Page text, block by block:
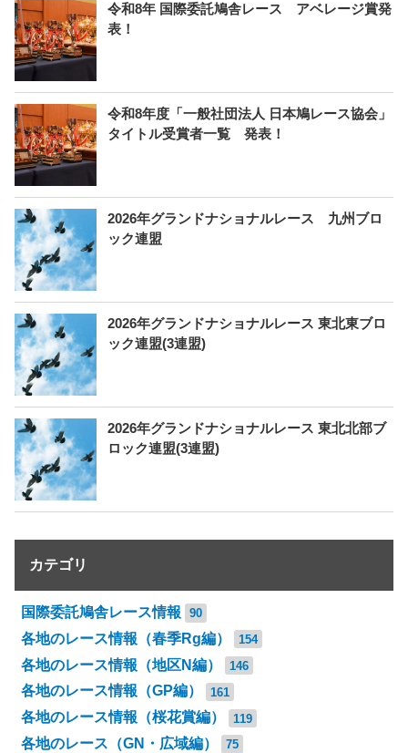
令和8年 国際委託鳩舎レース アベレージ賞発
表！
令和8年度「一般社団法人 日本鳩レース協会」
タイトル受賞者一覧 発表！
2026年グランドナショナルレース 九州ブロ
ック連盟
2026年グランドナショナルレース 東北東ブロ
ック連盟(3連盟)
2026年グランドナショナルレース 東北北部ブ
ロック連盟(3連盟)
カテゴリ
国際委託鳩舎レース情報 90
各地のレース情報（春季Rg編） 154
各地のレース情報（地区N編） 146
各地のレース情報（GP編） 161
各地のレース情報（桜花賞編） 119
各地のレース（GN・広域編） 75